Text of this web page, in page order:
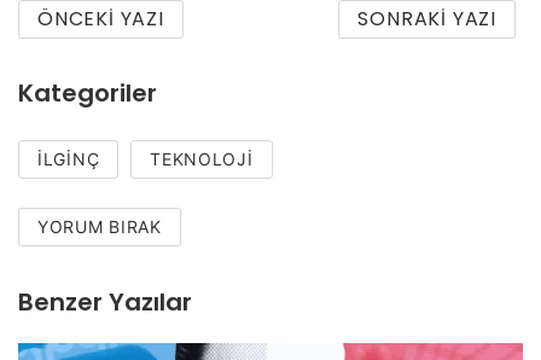
ÖNCEKI YAZI SONRAKI YAZI
Kategoriler
İLGINÇ TEKNOLOJI
YORUM BIRAK
Benzer Yazılar